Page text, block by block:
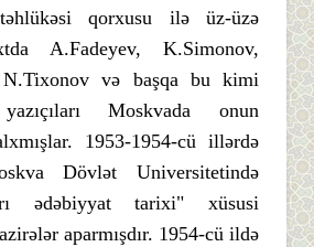
qorxusu ilə üz-üzə
A.Fadeyev, K.Simonov,
və başqa bu kimi
Moskvada onun
1953-1954-cü illərdə
Dövlət Universitetində
ədəbiyyat tarixi" xüsusi
aparmışdır. 1954-cü ildə